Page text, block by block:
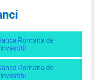
Romana de
Romana de